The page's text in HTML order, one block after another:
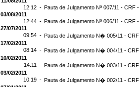
12:12 - Pauta de Julgamento Nº 007/11 - CRF
03/08/2011
12:44 - Pauta de Julgamento Nº 006/11 - CRF
27/07/2011
09:54 - Pauta de Julgamento N� 005/11 - CRF
17/02/2011
08:14 - Pauta de Julgamento N� 004/11 - CRF
10/02/2011
14:11 - Pauta de Julgamento N� 003/11 - CRF
03/02/2011
10:19 - Pauta de Julgamento N� 002/11 - CRF